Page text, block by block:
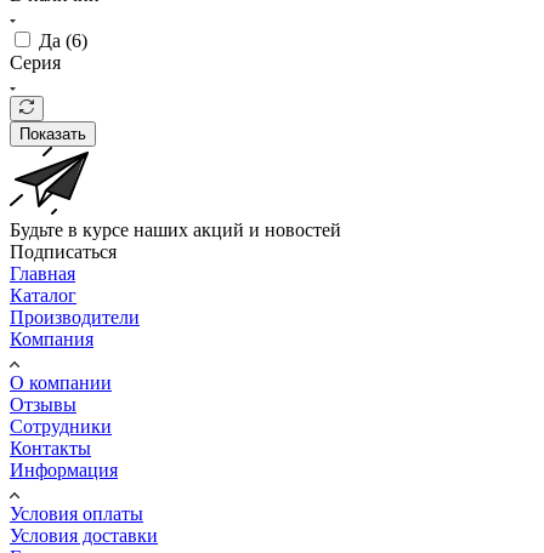
Да (6)
Серия
Показать
Будьте в курсе наших акций и новостей
Подписаться
Главная
Каталог
Производители
Компания
О компании
Отзывы
Сотрудники
Контакты
Информация
Условия оплаты
Условия доставки